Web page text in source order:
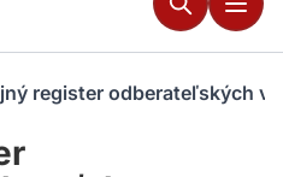
register odberateľských